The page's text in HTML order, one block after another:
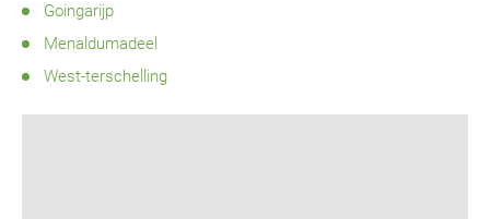
Goingarijp
Menaldumadeel
West-terschelling